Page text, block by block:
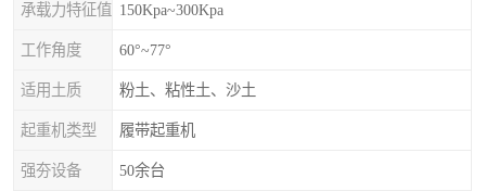
承载力特征值 150Kpa~300Kpa
工作角度 60°~77°
适用土质 粉土、粘性土、沙土
起重机类型 履带起重机
强夯设备 50余台